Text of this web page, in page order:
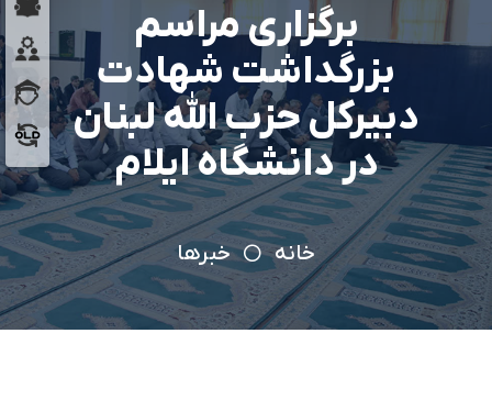
برگزاری مراسم
بزرگداشت شهادت
دبیرکل حزب الله لبنان
در دانشگاه ایلام
خانه خبرها